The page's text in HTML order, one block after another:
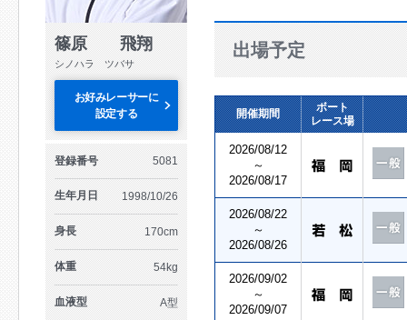
篠原 飛翔
シノハラ ツバサ
お好みレーサーに
設定する
登録番号 5081
生年月日 1998/10/26
身長 170cm
体重 54kg
血液型 A型
出場予定
開催期間
ボート
レース場
2026/08/12
～
2026/08/17
2026/08/22
～
2026/08/26
2026/09/02
～
2026/09/07